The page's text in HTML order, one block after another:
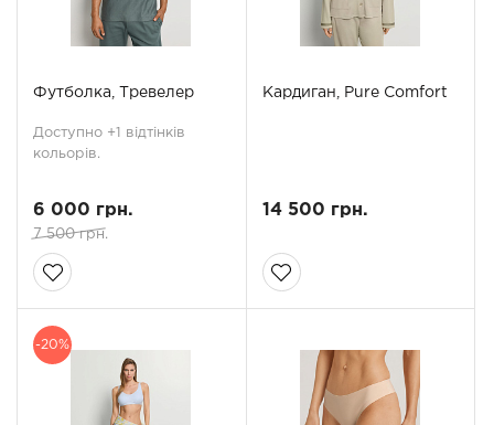
Футболка, Тревелер
Доступно +1 відтінків
кольорів.
6 000 грн.
7 500 грн.
Кардиган, Pure Comfort
14 500 грн.
-20%